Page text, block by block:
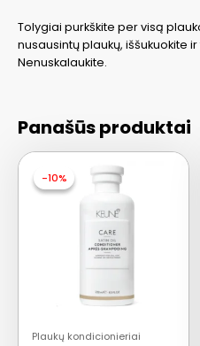
Tolygiai purkškite per visą
nusausintų plaukų, iššukuokite
Nenuskalaukite.
Panašūs produktai
-10%
-10%
Plaukų kondicionieriai